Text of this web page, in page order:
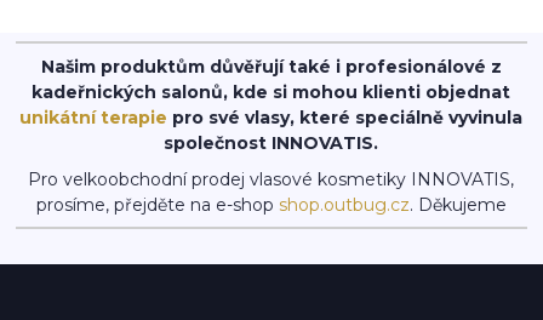
Našim produktům důvěřují také i profesionálové z
kadeřnických salonů, kde si mohou klienti objednat
unikátní terapie pro své vlasy, které speciálně vyvinula
společnost INNOVATIS.
Pro velkoobchodní prodej vlasové kosmetiky INNOVATIS,
prosíme, přejděte na e-shop shop.outbug.cz. Děkujeme